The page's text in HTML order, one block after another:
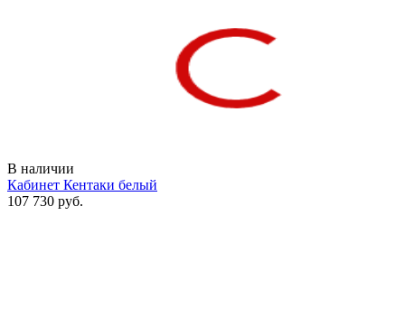
В наличии
Кабинет Кентаки белый
107 730 руб.